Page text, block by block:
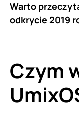
Warto
odkrycie 2019
Czym